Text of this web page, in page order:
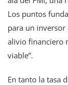
Los puntos
para un inversor
alivio financiero
viable”.
En tanto la tasa